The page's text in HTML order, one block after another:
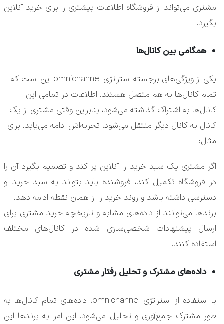
مشتری می‌تواند از فروشگاه اطلاعات بیشتری را برای خرید آنلاین
بگیرد.
همگامی بین کانال‌ها
یکی از ویژگی‌های برجسته استراتژی omnichannel این است که
تمام کانال‌ها به هم متصل هستند. اطلاعات در تمامی این
کانال‌ها به اشتراک گذاشته می‌شود، بنابراین وقتی مشتری از یک
کانال به کانال دیگر منتقل می‌شود، تجربه‌اش ادامه می‌یابد. برای
مثال:
اگر مشتری یک سبد خرید را آنلاین پر کند و تصمیم بگیرد آن را
در فروشگاه تکمیل کند، فروشنده باید بتواند به سبد خرید او
دسترسی داشته باشد و روند خرید را از همان نقطه ادامه دهد.
برندها می‌توانند از داده‌های مشابه و تاریخچه خرید مشتری برای
ارسال پیشنهادات شخصی‌سازی شده در کانال‌های مختلف
استفاده کنند.
داده‌های مشترک و تحلیل رفتار مشتری
با استفاده از استراتژی omnichannel، داده‌های تمام کانال‌ها به
طور مشترک جمع‌آوری و تحلیل می‌شود. این امر به برندها این